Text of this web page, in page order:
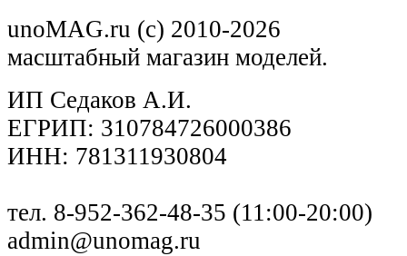
unoMAG.ru (c) 2010-2026
масштабный магазин моделей.
ИП Седаков А.И.
ЕГРИП: 310784726000386
ИНН: 781311930804
тел. 8-952-362-48-35 (11:00-20:00)
admin@unomag.ru